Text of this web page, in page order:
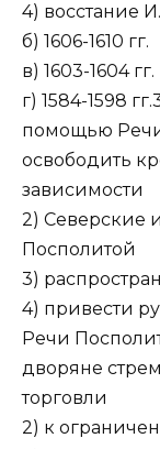
4) восстание
б) 1606-1610 гг.
в) 1603-1604 гг.
г) 1584-1598
помощью
освободить
зависимости
2) Северские
Посполитой
3)
4) привести
Речи
дворяне
торговли
2) к